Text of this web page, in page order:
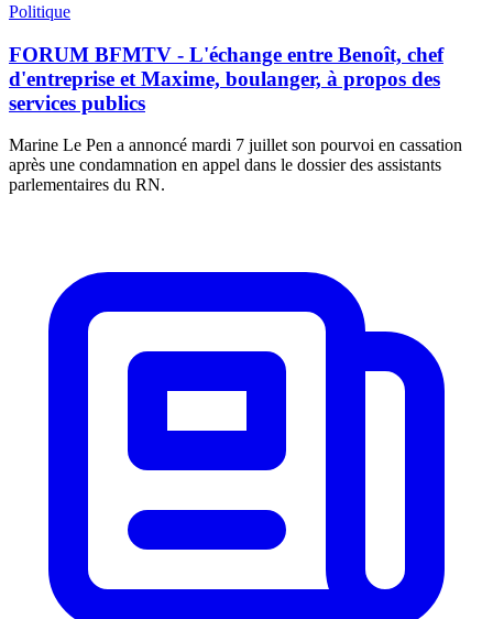
Politique
FORUM BFMTV - L'échange entre Benoît, chef
d'entreprise et Maxime, boulanger, à propos des
services publics
Marine Le Pen a annoncé mardi 7 juillet son pourvoi en cassation
après une condamnation en appel dans le dossier des assistants
parlementaires du RN.